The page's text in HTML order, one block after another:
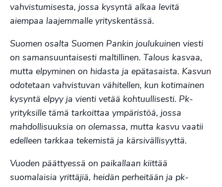
vahvistumisesta, jossa kysyntä alkaa levitä
aiempaa laajemmalle yrityskentässä.
Suomen osalta Suomen Pankin joulukuinen viesti
on samansuuntaisesti maltillinen. Talous kasvaa,
mutta elpyminen on hidasta ja epätasaista. Kasvun
odotetaan vahvistuvan vähitellen, kun kotimainen
kysyntä elpyy ja vienti vetää kohtuullisesti. Pk-
yrityksille tämä tarkoittaa ympäristöä, jossa
mahdollisuuksia on olemassa, mutta kasvu vaatii
edelleen tarkkaa tekemistä ja kärsivällisyyttä.
Vuoden päättyessä on paikallaan kiittää
suomalaisia yrittäjiä, heidän perheitään ja pk-